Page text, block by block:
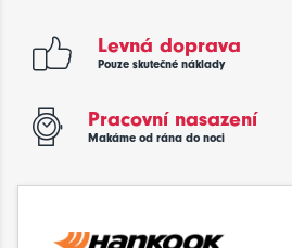
Levná doprava
Pouze skutečné náklady
Pracovní nasazení
Makáme od rána do noci